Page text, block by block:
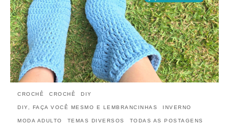
CROCHÊ CROCHÊ DIY
DIY, FAÇA VOCÊ MESMO E LEMBRANCINHAS INVERNO
MODA ADULTO TEMAS DIVERSOS TODAS AS POSTAGENS